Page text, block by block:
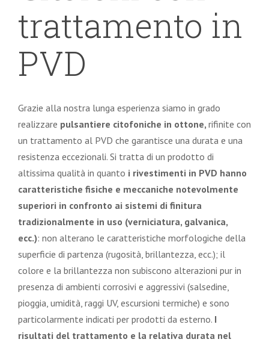
trattamento in
PVD
Grazie alla nostra lunga esperienza siamo in grado
realizzare pulsantiere citofoniche in ottone, rifinite con
un trattamento al PVD che garantisce una durata e una
resistenza eccezionali. Si tratta di un prodotto di
altissima qualità in quanto i rivestimenti in PVD hanno
caratteristiche fisiche e meccaniche notevolmente
superiori in confronto ai sistemi di finitura
tradizionalmente in uso (verniciatura, galvanica,
ecc.): non alterano le caratteristiche morfologiche della
superficie di partenza (rugosità, brillantezza, ecc.); il
colore e la brillantezza non subiscono alterazioni pur in
presenza di ambienti corrosivi e aggressivi (salsedine,
pioggia, umidità, raggi UV, escursioni termiche) e sono
particolarmente indicati per prodotti da esterno. I
risultati del trattamento e la relativa durata nel